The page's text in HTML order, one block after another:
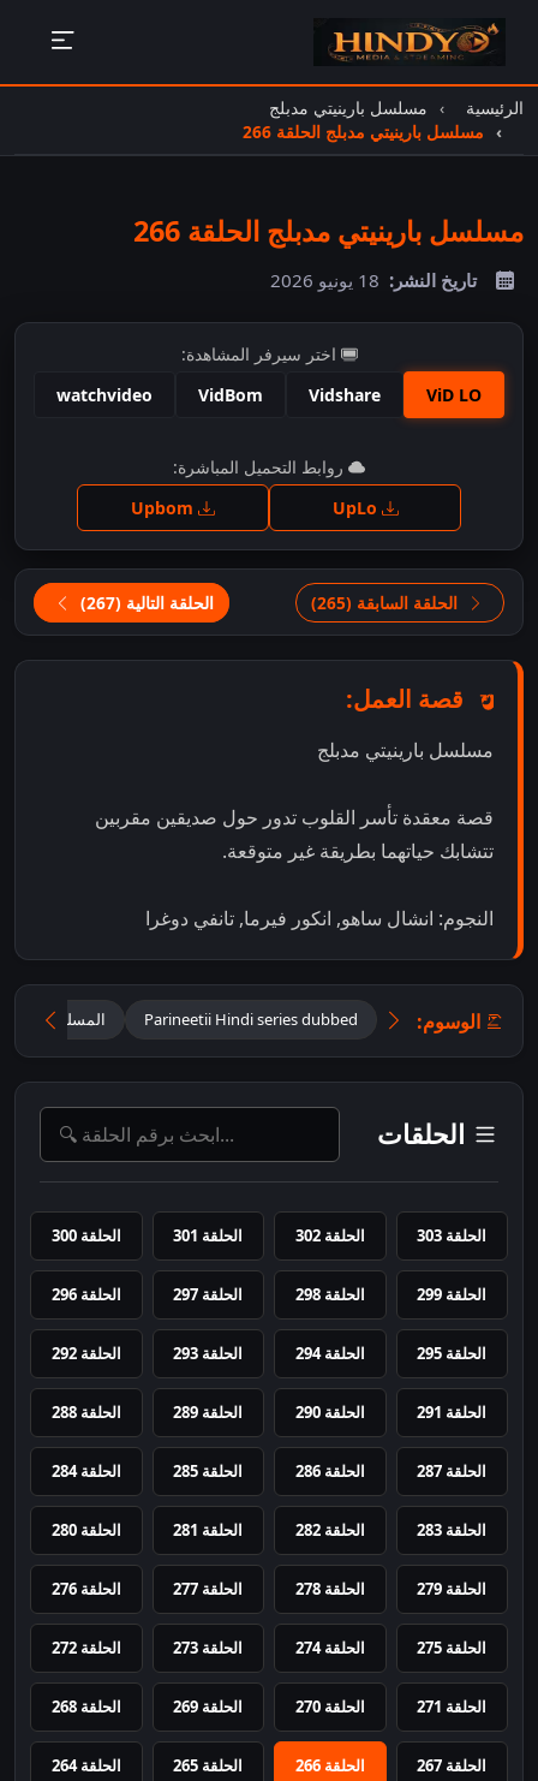
الرئيسية
مسلسل بارينيتي مدبلج
مسلسل بارينيتي مدبلج الحلقة 266
مسلسل بارينيتي مدبلج الحلقة 266
تاريخ النشر: 18 يونيو 2026
اختر سيرفر المشاهدة:
ViD LO
Vidshare
VidBom
watchvideo
اضغط للمشاهدة
روابط التحميل المباشرة:
الحلقة السابقة (265) الحلقة التالية (267)
قصة العمل:
مسلسل بارينيتي مدبلج
قصة معقدة تأسر القلوب تدور حول صديقين مقربين
تتشابك حياتهما بطريقة غير متوقعة.
النجوم: انشال ساهو, انكور فيرما, تانفي دوغرا
الوسوم: Parineetii Hindi series dubbed المسلسل
الحلقات
الحلقة 303 الحلقة 302 الحلقة 301 الحلقة 300
الحلقة 299 الحلقة 298 الحلقة 297 الحلقة 296
الحلقة 295 الحلقة 294 الحلقة 293 الحلقة 292
الحلقة 291 الحلقة 290 الحلقة 289 الحلقة 288
الحلقة 287 الحلقة 286 الحلقة 285 الحلقة 284
الحلقة 283 الحلقة 282 الحلقة 281 الحلقة 280
الحلقة 279 الحلقة 278 الحلقة 277 الحلقة 276
الحلقة 275 الحلقة 274 الحلقة 273 الحلقة 272
الحلقة 271 الحلقة 270 الحلقة 269 الحلقة 268
الحلقة 267 الحلقة 266 الحلقة 265 الحلقة 264